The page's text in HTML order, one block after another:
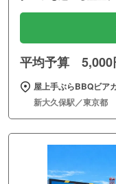
平均予算 5,000
屋上手ぶらBBQビア
新大久保駅／東京都